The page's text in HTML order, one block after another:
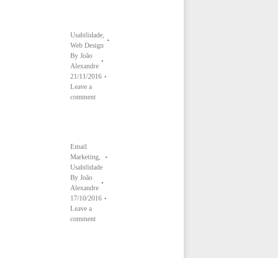
Usabilidade,
Web Design
By João
Alexandre
21/11/2016
Leave a
comment
Email
Marketing,
Usabilidade
By João
Alexandre
17/10/2016
Leave a
comment